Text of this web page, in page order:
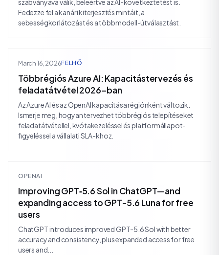
szabványává válik, beleértve az AI-következtetést is.
Fedezze fel a kanári kiterjesztés mintáit, a
sebességkorlátozást és a többmodell-útválasztást.
March 16, 2026FELHŐ
Többrégiós Azure AI: Kapacitástervezés és
feladatátvétel 2026-ban
Az Azure AI és az OpenAI kapacitása régiónként változik.
Ismerje meg, hogyan tervezhet többrégiós telepítéseket
feladatátvétellel, kvótakezeléssel és platformállapot-
figyeléssel a vállalati SLA-khoz.
OPENAI
Improving GPT‑5.6 Sol in ChatGPT—and
expanding access to GPT-5.6 Luna for free
users
ChatGPT introduces improved GPT-5.6 Sol with better
accuracy and consistency, plus expanded access for free
users and...